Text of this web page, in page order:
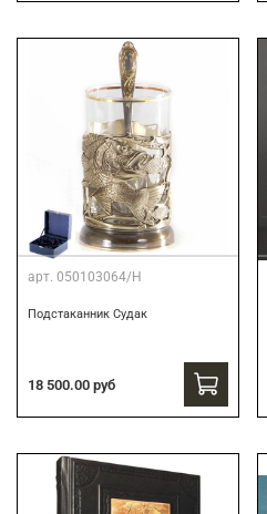
арт. 050103064/Н
Подстаканник Судак
18 500.00 руб